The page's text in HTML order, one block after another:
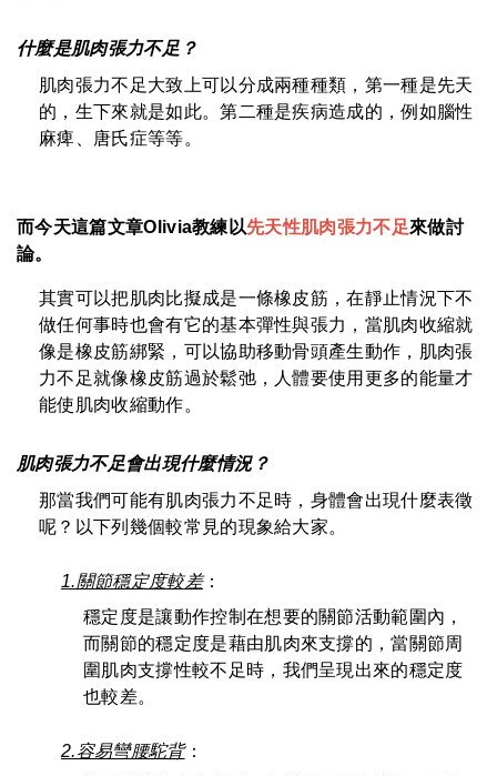
什麼是肌肉張力不足？
肌肉張力不足大致上可以分成兩種種類，第一種是先天
的，生下來就是如此。第二種是疾病造成的，例如腦性
麻痺、唐氏症等等。
而今天這篇文章Olivia教練以先天性肌肉張力不足來做討
論。
其實可以把肌肉比擬成是一條橡皮筋，在靜止情況下不
做任何事時也會有它的基本彈性與張力，當肌肉收縮就
像是橡皮筋綁緊，可以協助移動骨頭產生動作，肌肉張
力不足就像橡皮筋過於鬆弛，人體要使用更多的能量才
能使肌肉收縮動作。
肌肉張力不足會出現什麼情況？
那當我們可能有肌肉張力不足時，身體會出現什麼表徵
呢？以下列幾個較常見的現象給大家。
1.關節穩定度較差：
穩定度是讓動作控制在想要的關節活動範圍內，
而關節的穩定度是藉由肌肉來支撐的，當關節周
圍肌肉支撐性較不足時，我們呈現出來的穩定度
也較差。
2.容易彎腰駝背：